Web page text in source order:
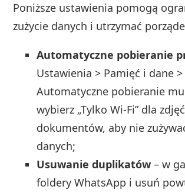
Poniższe ustawienia pomogą
zużycie danych i utrzymać
Automatyczne pobieranie
Ustawienia > Pamięć i dane >
Automatyczne pobieranie
wybierz „Tylko Wi‑Fi” dla
dokumentów, aby nie
danych;
Usuwanie duplikatów – w
foldery WhatsApp i usuń